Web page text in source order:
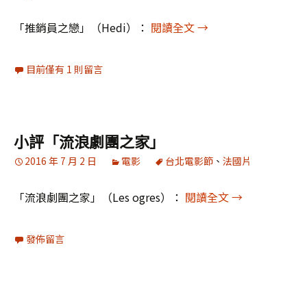
「推銷員之戀」（Hedi）： 閱讀全文小評「推銷員之戀」
→
目前僅有 1 則留言
小評「流浪劇團之家」
2016 年 7 月 2 日 電影 台北電影節 、 法國片
「流浪劇團之家」（Les ogres）： 閱讀全文小評「流浪劇
→
發佈留言